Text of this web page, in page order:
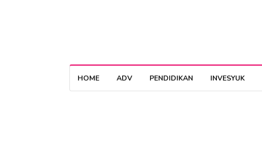
HOME ADV PENDIDIKAN INVESYUK